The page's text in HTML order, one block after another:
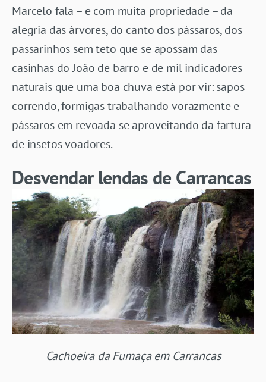
Marcelo fala – e com muita propriedade – da
alegria das árvores, do canto dos pássaros, dos
passarinhos sem teto que se apossam das
casinhas do João de barro e de mil indicadores
naturais que uma boa chuva está por vir: sapos
correndo, formigas trabalhando vorazmente e
pássaros em revoada se aproveitando da fartura
de insetos voadores.
Desvendar lendas de Carrancas
Cachoeira da Fumaça em Carrancas